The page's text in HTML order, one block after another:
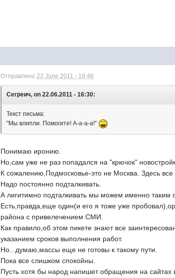
Отправлено22 June 2011 - 16:48
Сегреич, on 22.06.2011 - 16:30:
Текст письма:
"Мы влипли. Помогите! А-а-а-а!"
Понимаю иронию.
Но,сам уже не раз попадался на "крючок"
К сожалению,Подмосковье-это не Москва. Здесь все
Надо постоянно подталкивать.
А лигитимно подталкивать мы можем именно таким
Есть,правда,еще один(и его я тоже уже
района с привелечением СМИ.
Как правило,об этом пикете знают все
указанием сроков выполнения работ.
Но...думаю,массы еще не готовы к такому пути.
Пока все слишком спокойны.
Пусть хотя бы народ напишет обращения на сайтах